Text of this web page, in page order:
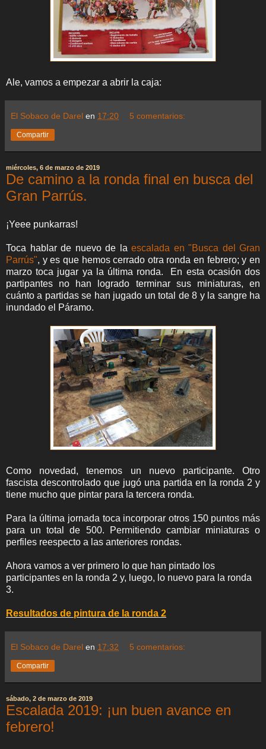
Ale, vamos a empezar a abrir la caja:
El Sobaco de Darel en 17:20 5 comentarios:
Compartir
miércoles, 6 de marzo de 2019
De camino a la ronda final en busca del
Gran Parrús.
¡Yeee punkarras!
Toca hablar de nuevo de la escalada en "Busca del Gran
Parrús", y es que hemos cerrado otra ronda en febrero; y en
marzo toca jugar ya la última ronda. En esta ocasión dos
partipantes no han logrado terminar sus miniaturas, en
cuánto a partidas se han jugado un total de 8 y la sangre ha
inundado el Páramo.
Como novedad, tenemos un nuevo participante. Otro
fascista descontrolado que jugó una partida en la ronda 2 y
tiene mucho que pintar para la tercera ronda.
Para la última jornada toca incorporar otros 150 puntos más
para un total de 500. Permitiendo cambiar miniaturas o
perfiles reespecto a las anteriores rondas.
Ahora vamos a ver primero lo que han pintado los
participantes en la ronda 2 y, luego, lo nuevo para la ronda
3.
Resultados de pintura de la ronda 2
El Sobaco de Darel en 17:32 5 comentarios:
Compartir
sábado, 2 de marzo de 2019
Escalada 2019: ¡un buen avance en
febrero!